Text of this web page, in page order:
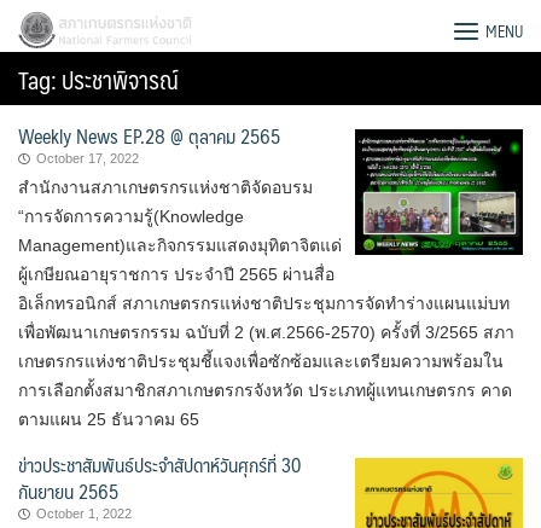
Skip
content
Search
for:
สภาเกษตรกรแห่งชาติ MENU
Tag:ประชาพิจารณ์
Weekly News EP.28 @ ตุลาคม 2565
October 17, 2022
สำนักงานสภาเกษตรกรแห่งชาติจัดอบรม
“การจัดการความรู้(Knowledge
Management)และกิจกรรมแสดงมุทิตาจิตแด่
ผู้เกษียณอายุราชการ ประจำปี 2565 ผ่านสื่อ
อิเล็กทรอนิกส์ สภาเกษตรกรแห่งชาติประชุมการจัดทำร่างแผนแม่บท
เพื่อพัฒนาเกษตรกรรม ฉบับที่ 2 (พ.ศ.2566-2570) ครั้งที่ 3/2565 สภา
เกษตรกรแห่งชาติประชุมชี้แจงเพื่อซักซ้อมและเตรียมความพร้อมใน
การเลือกตั้งสมาชิกสภาเกษตรกรจังหวัด ประเภทผู้แทนเกษตรกร คาด
ตามแผน 25 ธันวาคม 65
ข่าวประชาสัมพันธ์ประจำสัปดาห์วันศุกร์ที่ 30
กันยายน 2565
October 1, 2022